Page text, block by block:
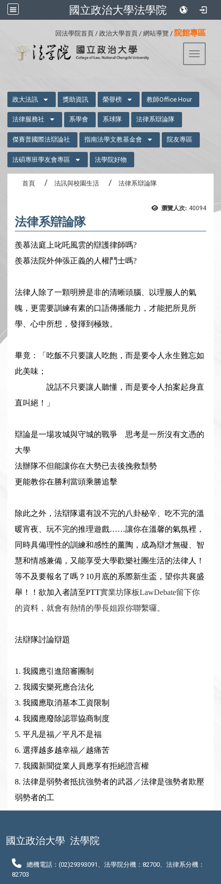
國立政治大學法學院
回法學院首頁 / 政治大學首頁 / 網站導覽 / 院館專區
Toggle
政大法訊 獎助資訊 榮譽榜 教師Office Hour
法律服務社 系學會 系球隊 法律系辯論隊
傑賽普國際法辯論社 指南法學文教基金會 院友專區
法碩專班學友會專區 法學院好物
首頁 法訊與校園生活 法律系辯論隊
瀏覽人次: 40094
法律系辯論隊
羨慕法庭上叱吒風雲的辯護律師嗎?
羨慕法院外伸張正義的人權鬥士嗎?
法律人除了一顆明辨是非的清晰頭腦、以理服人的氣
魄，更需要訓練有素的口語傳播能力，才能把所見所
學、心中所想，發揮到極致。
畢竟：「吃飯不只要讓人吃飽，而是要令人永生難忘如
此美味；
說話不只要讓人聽懂，而是要令人拍案起身直
直叫絕！」
辯論是一場攻城與守城的戰爭 思考是一所沒有文憑的
大學
法辦隊不但能讓你在大勢已去後挽救頹勢
更能教你在勝利當頭乘勝追擊
除此之外，法辯隊還有說不完的八卦秘辛、吃不完的溫
暖宵夜、玩不完的推理遊戲……讓你在溫馨的氣氛裡，
同時具備理性的訓練和感性的薰陶，成為辯才無礙、智
慧和情感兼備，又能享受大學歡樂社團生活的法律人！
等不及要報名了嗎？10月底的系際新生盃，望你共襄盛
舉！！欲加入者請至PTT實業坊隊板LawDebate留下你
的資料，就會有熱情的學長姐跟你聯繫囉。
法辯隊討論辯題
1. 我國應引進陪審團制
2. 我國安樂死應合法化
3. 我國應取消基本工資限制
4. 我國應廢除認罪協商制度
5. 平凡是福／平凡不是福
6. 選擇越多越幸福／越痛苦
7. 我國新聞從業人員應享有拒絕證言權
8. 法律是弱勢者抵抗強勢者的武器／法律是強勢者欺壓
弱勢者的工
國立政治大學 法學院
總機電話：(02)29393091、法學院分機：82700、法律系分機：
82703